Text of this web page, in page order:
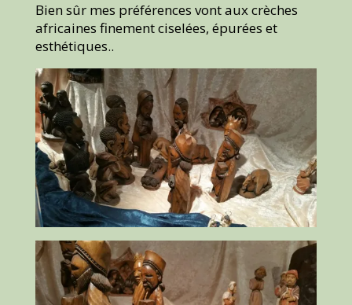
Bien sûr mes préférences vont aux crèches
africaines finement ciselées, épurées et
esthétiques..